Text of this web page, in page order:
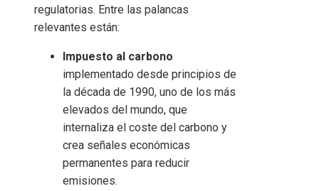
regulatorias. Entre las palancas
relevantes están:
Impuesto al carbono
implementado desde principios de
la década de 1990, uno de los más
elevados del mundo, que
internaliza el coste del carbono y
crea señales económicas
permanentes para reducir
emisiones.